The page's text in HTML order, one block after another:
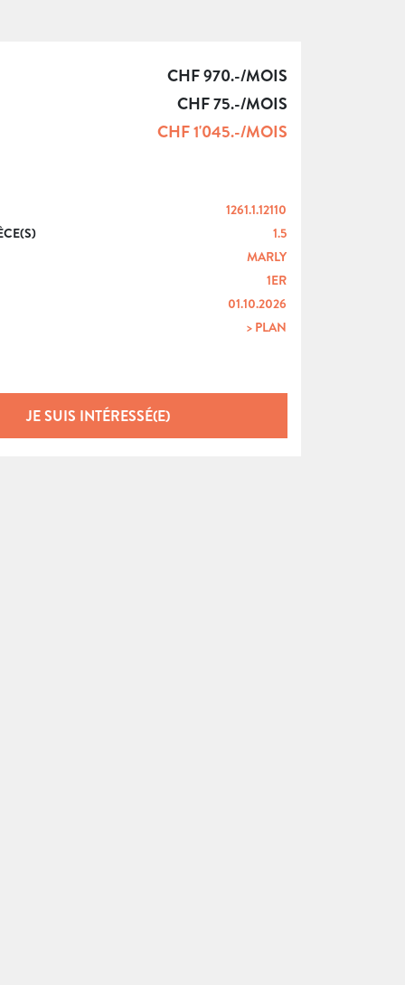
CHF 970.-/MOIS
CHF 75.-/MOIS
CHF 1'045.-/MOIS
1261.1.12110
1.5
MARLY
1ER
01.10.2026
> PLAN
JE SUIS INTÉRESSÉ(E)